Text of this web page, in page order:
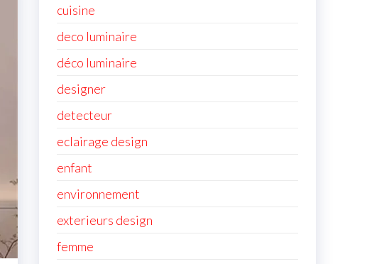
cuisine
deco luminaire
déco luminaire
designer
detecteur
eclairage design
enfant
environnement
exterieurs design
femme